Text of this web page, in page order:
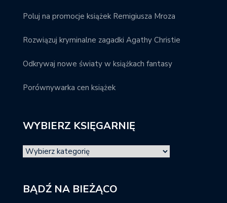
Poluj na promocje książek Remigiusza Mroza
Rozwiązuj kryminalne zagadki Agathy Christie
Odkrywaj nowe światy w książkach fantasy
Porównywarka cen książek
WYBIERZ KSIĘGARNIĘ
BĄDŹ NA BIEŻĄCO